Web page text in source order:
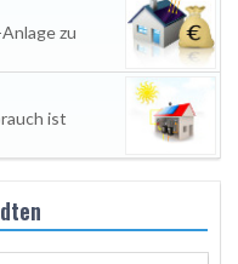
zu
ist